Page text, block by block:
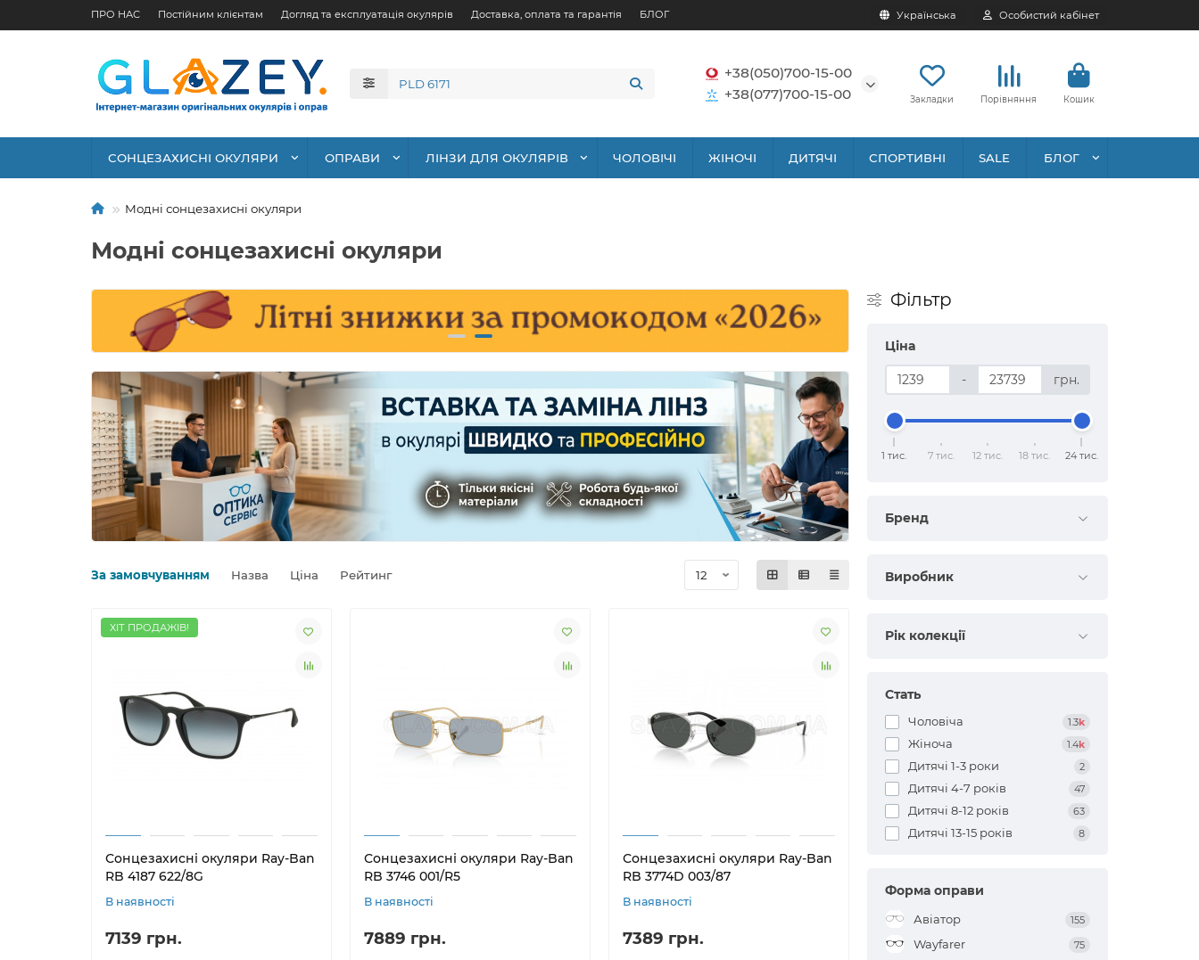
ПРО НАС Постійним клієнтам Догляд та експлуатація окулярів Доставка, оплата та гарантія БЛОГ Українська Особистий кабінет
+38(050)700-15-00
+38(077)700-15-00
Закладки Порівняння Кошик
СОНЦЕЗАХИСНІ ОКУЛЯРИ ОПРАВИ ЛІНЗИ ДЛЯ ОКУЛЯРІВ ЧОЛОВІЧІ ЖІНОЧІ ДИТЯЧІ СПОРТИВНІ SALE БЛОГ
Модні сонцезахисні окуляри
Модні сонцезахисні окуляри
За замовчуванням Назва Ціна Рейтинг
ХІТ ПРОДАЖІВ!
Сонцезахисні окуляри Ray-Ban
RB 4187 622/8G
В наявності
7139 грн.
Сонцезахисні окуляри Ray-Ban
RB 3746 001/R5
В наявності
7889 грн.
Сонцезахисні окуляри Ray-Ban
RB 3774D 003/87
В наявності
7389 грн.
Фільтр
Ціна
- грн.
1 тис. 7 тис. 12 тис. 18 тис. 24 тис.
Бренд
Виробник
Рік колекції
Стать
Чоловіча 1.3k
Жіноча 1.4k
Дитячі 1-3 роки 2
Дитячі 4-7 років 47
Дитячі 8-12 років 63
Дитячі 13-15 років 8
Форма оправи
Авіатор 155
Wayfarer 75